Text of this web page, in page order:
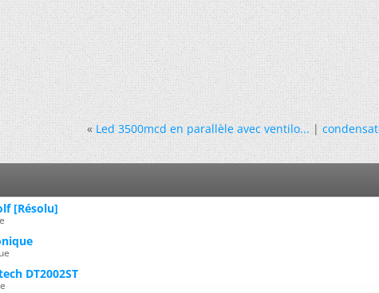
« Led 3500mcd en parallèle avec ventilo...|
[Résolu]
DT2002ST